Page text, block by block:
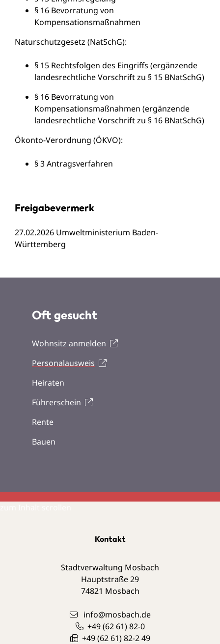
§ 16 Bevorratung von
Kompensationsmaßnahmen
Naturschutzgesetz (NatSchG):
§ 15 Rechtsfolgen des Eingriffs (ergänzende
landesrechtliche Vorschrift zu § 15 BNatSchG)
§ 16 Bevorratung von
Kompensationsmaßnahmen (ergänzende
landesrechtliche Vorschrift zu § 16 BNatSchG)
Ökonto-Verordnung (ÖKVO):
§ 3 Antragsverfahren
Freigabevermerk
27.02.2026 Umweltministerium Baden-
Württemberg
Oft gesucht
Wohnsitz anmelden
Personalausweis
Heiraten
Führerschein
Rente
Bauen
Kontakt
Stadtverwaltung Mosbach
Hauptstraße 29
74821 Mosbach
info@mosbach.de
+49 (62 61) 82-0
+49 (62 61) 82-2 49